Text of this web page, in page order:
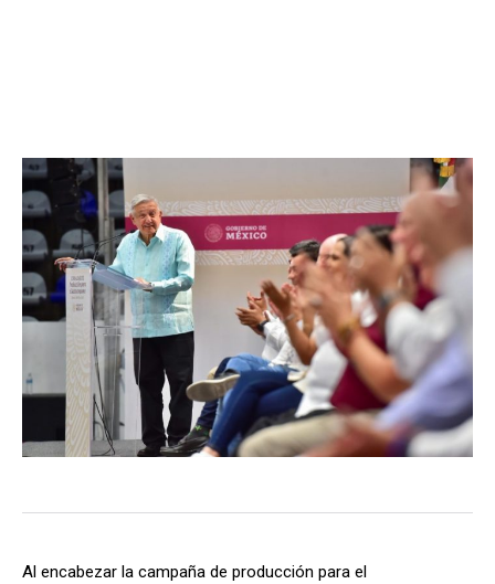
Al encabezar la campaña de producción para el